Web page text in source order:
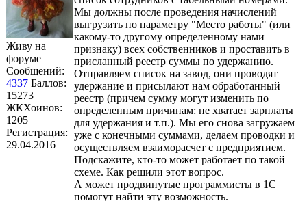
Живу на
форуме
Сообщений:
4337 Баллов:
15273
ЖКХоинов:
1205
Регистрация:
29.04.2016
Мы должны после проведения начислений
выгрузить по параметру "Место работы" (или
какому-то другому определенному нами
признаку) всех собственников и проставить в
присланный реестр суммы по удержанию.
Отправляем список на завод, они проводят
удержание и присылают нам обработанный
реестр (причем сумму могут изменить по
определенным причинам: не хватает зарплаты
для удержания и т.п.). Мы его снова загружаем
уже с конечными суммами, делаем проводки и
осуществляем взаиморасчет с предприятием.
Подскажите, кто-то может работает по такой
схеме. Как решили этот вопрос.
А может продвинутые программисты в 1С
помогут найти эту возможность.